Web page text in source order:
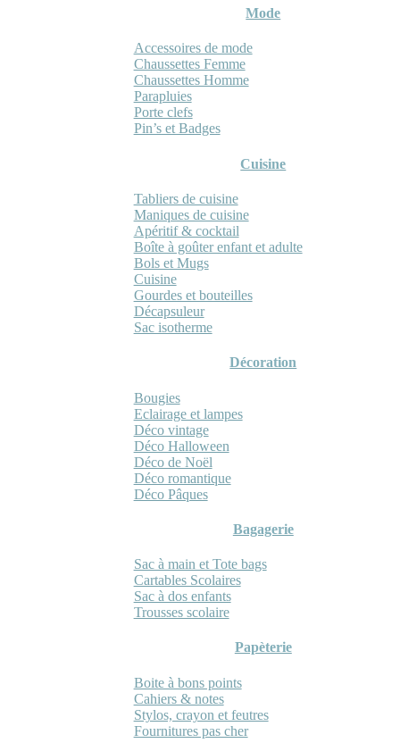
Mode
Accessoires de mode
Chaussettes Femme
Chaussettes Homme
Parapluies
Porte clefs
Pin’s et Badges
Cuisine
Tabliers de cuisine
Maniques de cuisine
Apéritif & cocktail
Boîte à goûter enfant et adulte
Bols et Mugs
Cuisine
Gourdes et bouteilles
Décapsuleur
Sac isotherme
Décoration
Bougies
Eclairage et lampes
Déco vintage
Déco Halloween
Déco de Noël
Déco romantique
Déco Pâques
Bagagerie
Sac à main et Tote bags
Cartables Scolaires
Sac à dos enfants
Trousses scolaire
Papèterie
Boite à bons points
Cahiers & notes
Stylos, crayon et feutres
Fournitures pas cher